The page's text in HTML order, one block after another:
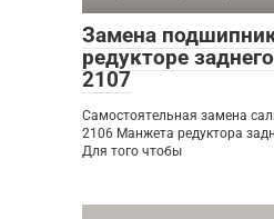
Замена
редукторе
2107
Самостоятельная замена
2106 Манжета редуктора
Для того чтобы